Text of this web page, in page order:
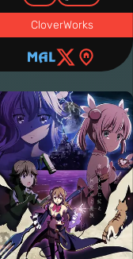
CloverWorks